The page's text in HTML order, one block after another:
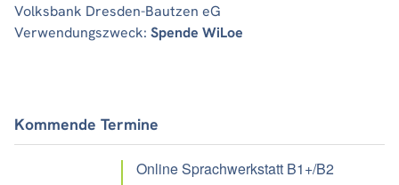
Volksbank Dresden-Bautzen eG
Verwendungszweck: Spende WiLoe
Kommende Termine
Online Sprachwerkstatt B1+/B2